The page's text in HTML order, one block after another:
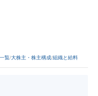
覧 大株主・株主構成 組織と給料